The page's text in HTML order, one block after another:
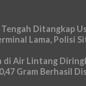
Ditangkap
Lama, Polisi
di Air Lintang
Gram Berhasil